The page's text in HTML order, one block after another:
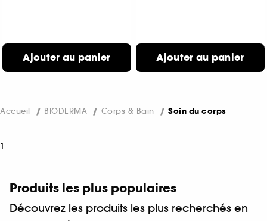
Ajouter au panier Ajouter au panier
Accueil BIODERMA Corps & Bain Soin du corps
1
Produits les plus populaires
Découvrez les produits les plus recherchés en